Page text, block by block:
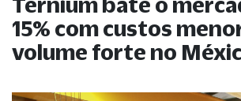
15% com custos
volume forte no